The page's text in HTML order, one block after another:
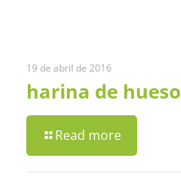
19 de abril de 2016
harina de hueso
Read more